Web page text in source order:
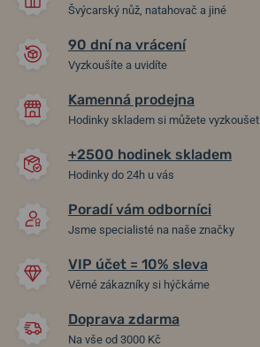
Švýcarský nůž, natahovač a jiné
90 dní na vrácení
Vyzkoušíte a uvidíte
Kamenná prodejna
Hodinky skladem si můžete vyzkoušet
+2500 hodinek skladem
Hodinky do 24h u vás
Poradí vám odborníci
Jsme specialisté na naše značky
VIP účet = 10% sleva
Věrné zákazníky si hýčkáme
Doprava zdarma
Na vše od 3000 Kč